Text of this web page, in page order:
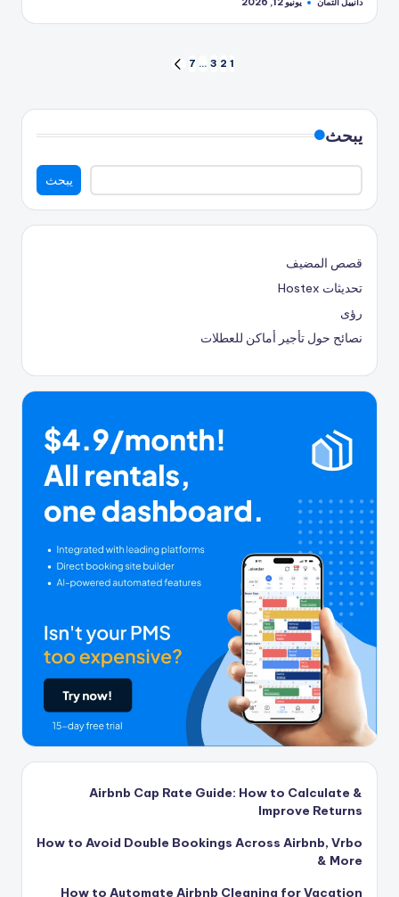
تمّ
يونيو 12, 2026
الصفحات
للمشاركات
1
2
3
…
7
يبحث
يبحث
قصص المضيف
تحديثات Hostex
رؤى
نصائح حول تأجير أماكن للعطلات
Airbnb Cap Rate Guide: How to Calculate &
Improve Returns
How to Avoid Double Bookings Across Airbnb, Vrbo
& More
How to Automate Airbnb Cleaning for Vacation